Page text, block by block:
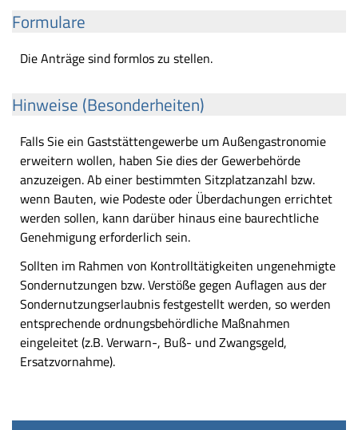
Formulare
Die Anträge sind formlos zu stellen.
Hinweise (Besonderheiten)
Falls Sie ein Gaststättengewerbe um Außengastronomie
erweitern wollen, haben Sie dies der Gewerbehörde
anzuzeigen. Ab einer bestimmten Sitzplatzanzahl bzw.
wenn Bauten, wie Podeste oder Überdachungen errichtet
werden sollen, kann darüber hinaus eine baurechtliche
Genehmigung erforderlich sein.
Sollten im Rahmen von Kontrolltätigkeiten ungenehmigte
Sondernutzungen bzw. Verstöße gegen Auflagen aus der
Sondernutzungserlaubnis festgestellt werden, so werden
entsprechende ordnungsbehördliche Maßnahmen
eingeleitet (z.B. Verwarn-, Buß- und Zwangsgeld,
Ersatzvornahme).